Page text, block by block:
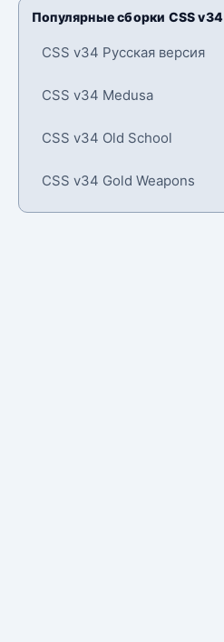
Популярные сборки CSS v34
CSS v34 Русская версия
CSS v34 Medusa
CSS v34 Old School
CSS v34 Gold Weapons